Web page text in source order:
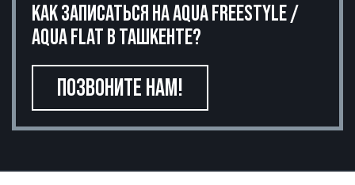
КАК ЗАПИСАТЬСЯ НА AQUA FREESTYLE /
AQUA FLAT В ТАШКЕНТЕ?
ПОЗВОНИТЕ НАМ!